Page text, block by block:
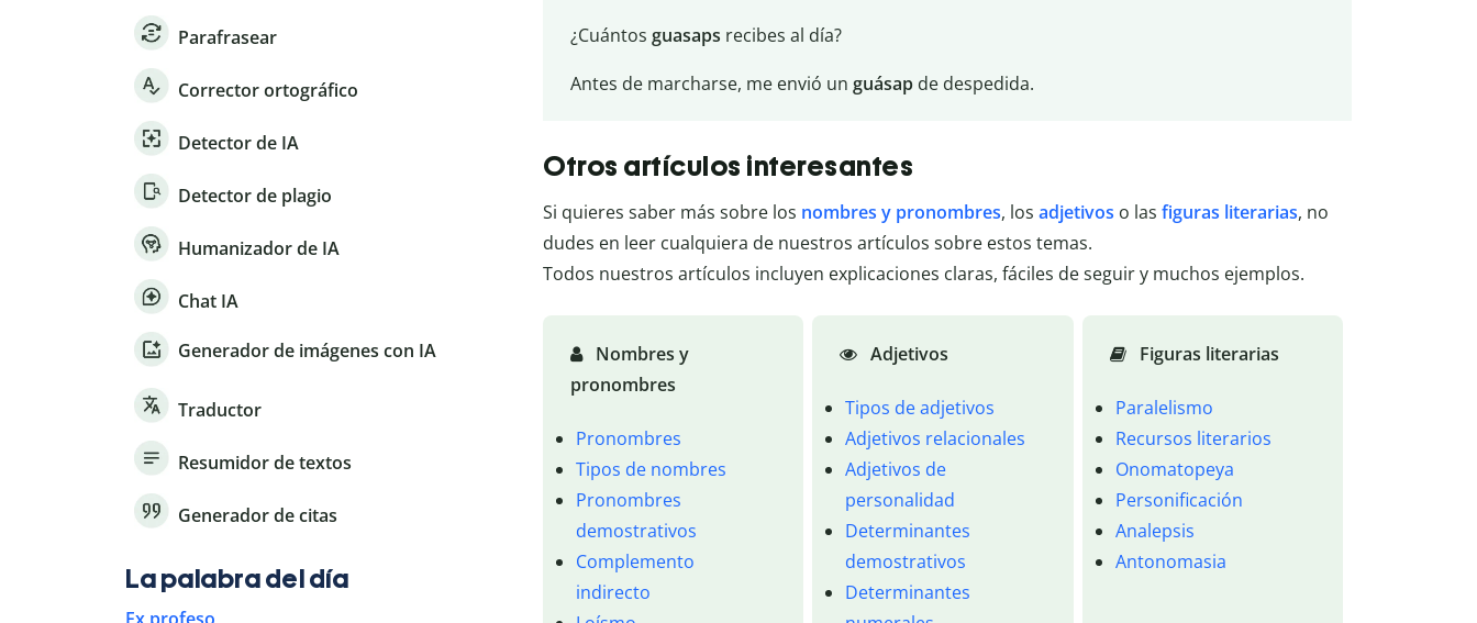
¿Cuántos guasaps recibes al día?
Antes de marcharse, me envió un guásapde despedida.
Otros artículos interesantes
Si quieres saber más sobre los nombres y pronombres, los adjetivos o las figuras literarias, no
dudes en leer cualquiera de nuestros artículos sobre estos temas.
Todos nuestros artículos incluyen explicaciones claras, fáciles de seguir y muchos ejemplos.
Nombres y
pronombres
Pronombres
Tipos de nombres
Pronombres
demostrativos
Complemento
indirecto
Adjetivos
Tipos de adjetivos
Adjetivos relacionales
Adjetivos de
personalidad
Determinantes
demostrativos
Determinantes
Figuras literarias
Paralelismo
Recursos literarios
Onomatopeya
Personificación
Analepsis
Antonomasia
Parafrasear
Corrector ortográfico
Detector de IA
Detector de plagio
Humanizador de IA
Chat IA
Generador de imágenes con IA
Traductor
Resumidor de textos
Generador de citas
La palabra del día